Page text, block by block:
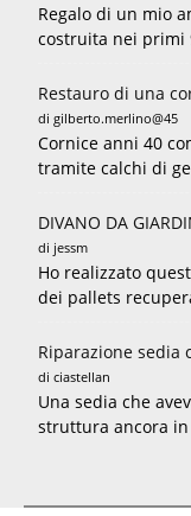
Regalo di un mio
costruita nei primi
Restauro di una
di gilberto.merlino@45
Cornice anni 40
tramite calchi di
DIVANO DA
di jessm
Ho realizzato
dei pallets
Riparazione sedia
di ciastellan
Una sedia che
struttura ancora